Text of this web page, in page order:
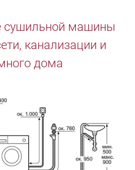
сушильной машины
канализации и
дома